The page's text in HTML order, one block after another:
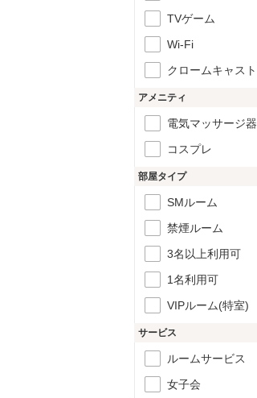
TVゲーム
Wi-Fi
クロームキャスト
アメニティ
電気マッサージ器
コスプレ
部屋タイプ
SMルーム
禁煙ルーム
3名以上利用可
1名利用可
VIPルーム(特室)
サービス
ルームサービス
女子会